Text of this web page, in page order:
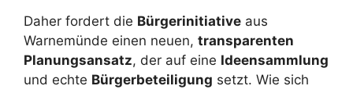
Daher fordert die Bürgerinitiative aus
Warnemünde einen neuen, transparenten
Planungsansatz, der auf eine Ideensammlung
und echte Bürgerbeteiligung setzt. Wie sich